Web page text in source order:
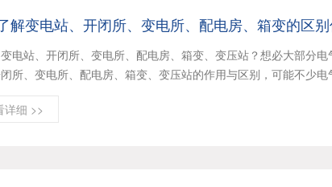
解变电站、开闭所、变电所、配电房、箱变的区
电站、开闭所、变电所、配电房、箱变、变压站？想必大部分
所、变电所、配电房、箱变、变压站的作用与区别，可能不少
详细 >>